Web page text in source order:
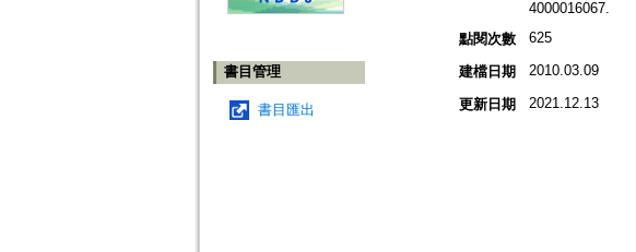
書目管理
書目匯出
4000016067.
點閱次數
625
建檔日期 2010.03.09
更新日期 2021.12.13